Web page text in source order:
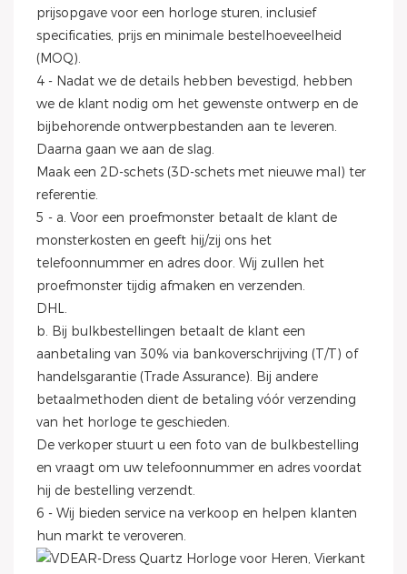
prijsopgave voor een horloge sturen, inclusief
specificaties, prijs en minimale bestelhoeveelheid
(MOQ).
4 - Nadat we de details hebben bevestigd, hebben
we de klant nodig om het gewenste ontwerp en de
bijbehorende ontwerpbestanden aan te leveren.
Daarna gaan we aan de slag.
Maak een 2D-schets (3D-schets met nieuwe mal) ter
referentie.
5 - a. Voor een proefmonster betaalt de klant de
monsterkosten en geeft hij/zij ons het
telefoonnummer en adres door. Wij zullen het
proefmonster tijdig afmaken en verzenden.
DHL.
b. Bij bulkbestellingen betaalt de klant een
aanbetaling van 30% via bankoverschrijving (T/T) of
handelsgarantie (Trade Assurance). Bij andere
betaalmethoden dient de betaling vóór verzending
van het horloge te geschieden.
De verkoper stuurt u een foto van de bulkbestelling
en vraagt ​​om uw telefoonnummer en adres voordat
hij de bestelling verzendt.
6 - Wij bieden service na verkoop en helpen klanten
hun markt te veroveren.